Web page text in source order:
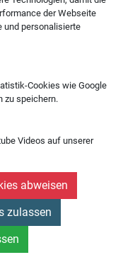
Vereinsintern
vorbehalten
der Webseite
und personalisierte
Cookies wie Google
zu speichern.
Videos auf unserer
abweisen
zulassen